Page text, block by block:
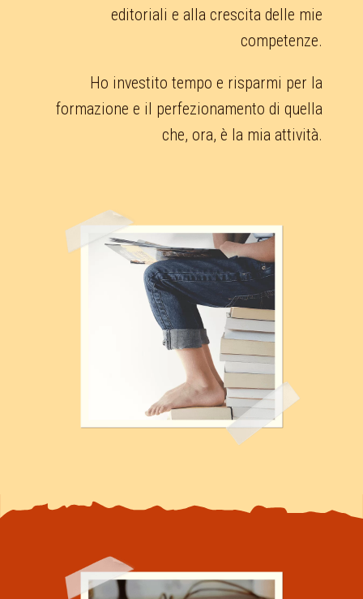
editoriali e alla crescita delle mie
competenze.
Ho investito tempo e risparmi per la
formazione e il perfezionamento di quella
che, ora, è la mia attività.